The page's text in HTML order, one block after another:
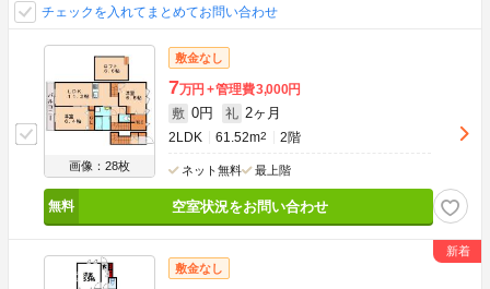
チェックを入れてまとめてお問い合わせ
画像：28枚
敷金なし
7万円 管理費3,000円
敷 0円 礼 2ヶ月
2LDK 61.52m2 2階
ネット無料 最上階
空室状況をお問い合わせ
敷金なし